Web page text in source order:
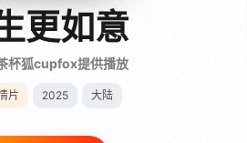
更如意
杯狐cupfox提供播放
片 2025 大陆